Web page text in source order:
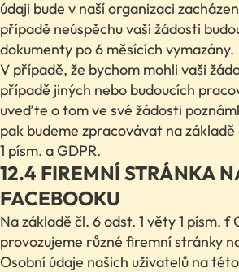
údaji bude v naší organizaci
případě neúspěchu vaší žádosti
dokumenty po 6 měsících vymazány.
V případě, že bychom mohli vaši
případě jiných nebo budoucích
uveďte o tom ve své žádosti
pak budeme zpracovávat na základě
1 písm. a GDPR.
12.4 FIREMNÍ STRÁNKA
FACEBOOKU
Na základě čl. 6 odst. 1 věty 1 písm. f
provozujeme různé firemní stránky
Osobní údaje našich uživatelů na